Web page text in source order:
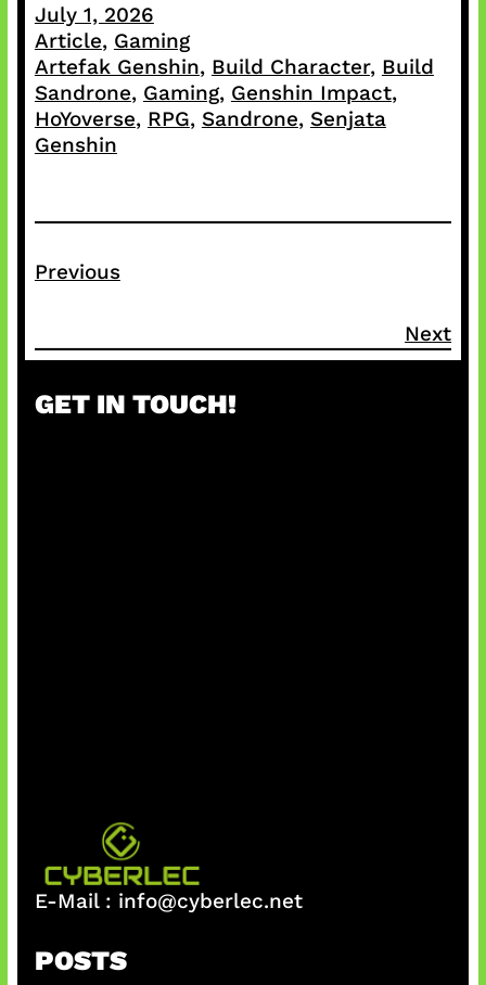
July 1, 2026
Article, Gaming
Artefak Genshin, Build Character, Build
Sandrone, Gaming, Genshin Impact ,
HoYoverse, RPG, Sandrone, Senjata
Genshin
Previous
Next
GET IN TOUCH!
E-Mail : info@cyberlec.net
POSTS